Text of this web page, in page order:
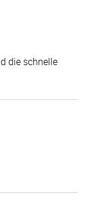
die schnelle